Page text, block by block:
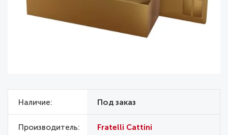
Наличие Под заказ
Производитель Fratelli Cattini